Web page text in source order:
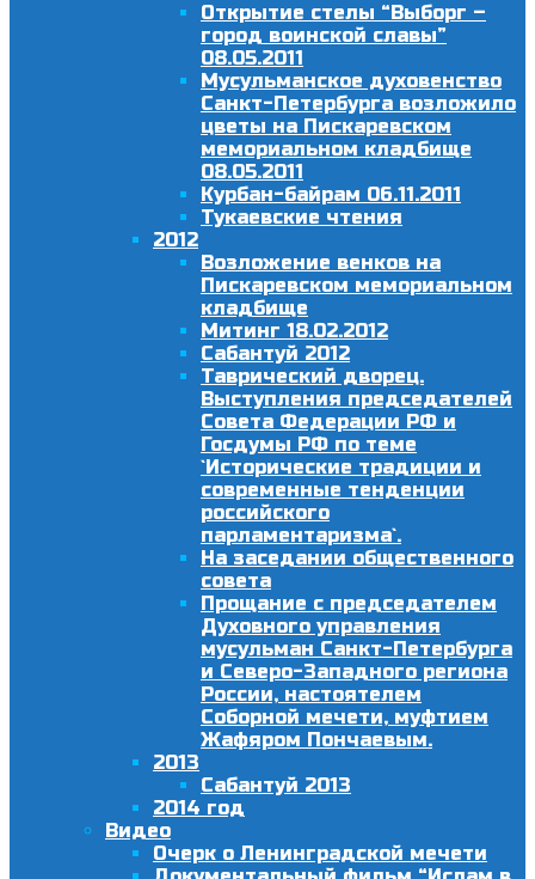
Открытие стелы “Выборг –
город воинской славы”
08.05.2011
Мусульманское духовенство
Санкт-Петербурга возложило
цветы на Пискаревском
мемориальном кладбище
08.05.2011
Курбан-байрам 06.11.2011
Тукаевские чтения
2012
Возложение венков на
Пискаревском мемориальном
кладбище
Митинг 18.02.2012
Сабантуй 2012
Таврический дворец.
Выступления председателей
Совета Федерации РФ и
Госдумы РФ по теме
`Исторические традиции и
современные тенденции
российского
парламентаризма`.
На заседании общественного
совета
Прощание с председателем
Духовного управления
мусульман Санкт-Петербурга
и Северо-Западного региона
России, настоятелем
Соборной мечети, муфтием
Жафяром Пончаевым.
2013
Сабантуй 2013
2014 год
Видео
Очерк о Ленинградской мечети